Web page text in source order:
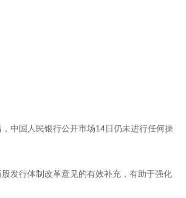
中国人民银行公开市场14日仍未进行任何操
发行体制改革意见的有效补充，有助于强化